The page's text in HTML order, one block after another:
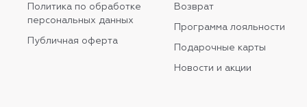
Политика по обработке
персональных данных
Публичная оферта
Возврат
Программа лояльности
Подарочные карты
Новости и акции